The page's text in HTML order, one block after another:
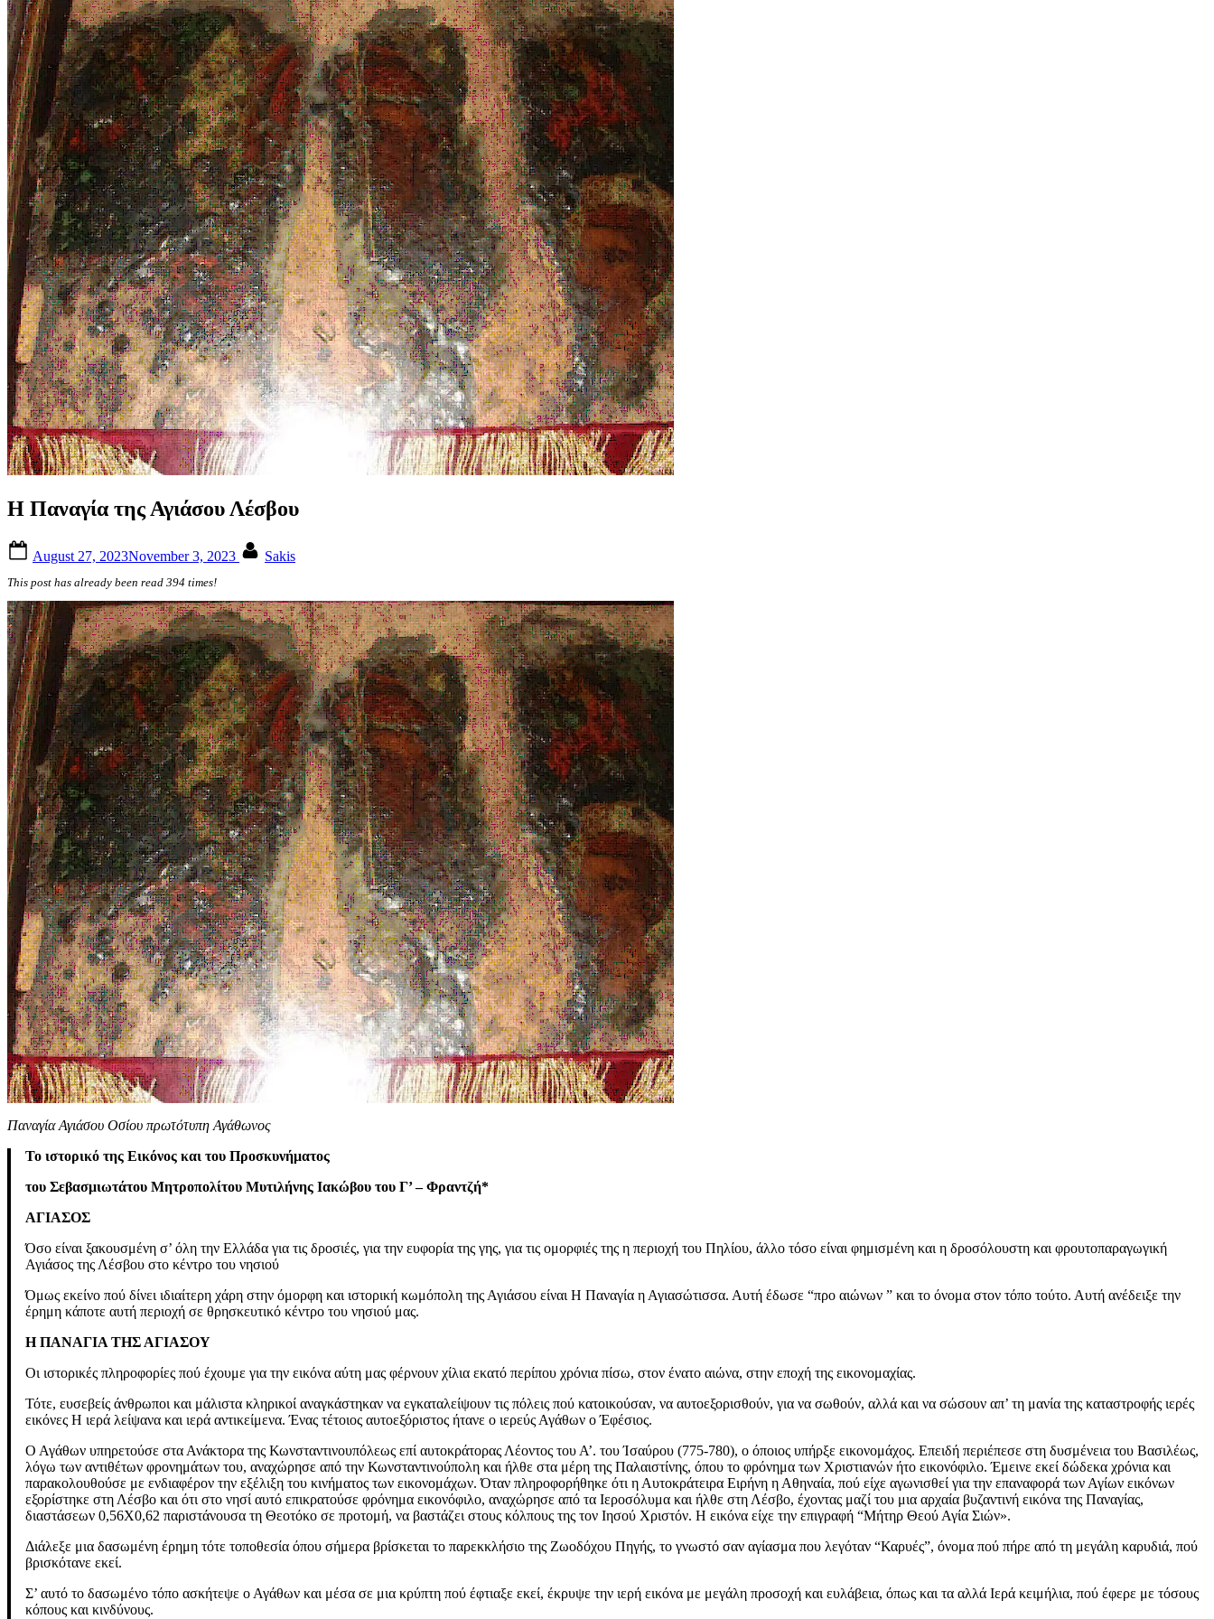
Η Παναγία της Αγιάσου Λέσβου
on
August 27, 2023November 3, 2023 Sakis
This post has already been read 394 times!
Παναγία Αγιάσου Οσίου πρωτότυπη Αγάθωνος
Το ιστορικό της Εικόνος και του Προσκυνήματος
του Σεβασμιωτάτου Μητροπολίτου Μυτιλήνης Ιακώβου του Γ’ – Φραντζή*
ΑΓΙΑΣΟΣ
Όσο είναι ξακουσμένη σ’ όλη την Ελλάδα για τις δροσιές, για την ευφορία της γης, για τις ομορφιές της η περιοχή του Πηλίου, άλλο τόσο είναι φημισμένη και η δροσόλουστη και φρουτοπαραγωγική
Αγιάσος της Λέσβου στο κέντρο του νησιού
Όμως εκείνο πού δίνει ιδιαίτερη χάρη στην όμορφη και ιστορική κωμόπολη της Αγιάσου είναι Η Παναγία η Αγιασώτισσα. Αυτή έδωσε “προ αιώνων ” και το όνομα στον τόπο τούτο. Αυτή ανέδειξε την
έρημη κάποτε αυτή περιοχή σε θρησκευτικό κέντρο του νησιού μας.
Η ΠΑΝΑΓΙΑ ΤΗΣ ΑΓΙΑΣΟΥ
Οι ιστορικές πληροφορίες πού έχουμε για την εικόνα αύτη μας φέρνουν χίλια εκατό περίπου χρόνια πίσω, στον ένατο αιώνα, στην εποχή της εικονομαχίας.
Τότε, ευσεβείς άνθρωποι και μάλιστα κληρικοί αναγκάστηκαν να εγκαταλείψουν τις πόλεις πού κατοικούσαν, να αυτοεξορισθούν, για να σωθούν, αλλά και να σώσουν απ’ τη μανία της καταστροφής ιερές
εικόνες Η ιερά λείψανα και ιερά αντικείμενα. Ένας τέτοιος αυτοεξόριστος ήτανε ο ιερεύς Αγάθων ο Έφέσιος.
Ο Αγάθων υπηρετούσε στα Ανάκτορα της Κωνσταντινουπόλεως επί αυτοκράτορας Λέοντος του Α’. του Ίσαύρου (775-780), ο όποιος υπήρξε εικονομάχος. Επειδή περιέπεσε στη δυσμένεια του Βασιλέως,
λόγω των αντιθέτων φρονημάτων του, αναχώρησε από την Κωνσταντινούπολη και ήλθε στα μέρη της Παλαιστίνης, όπου το φρόνημα των Χριστιανών ήτο εικονόφιλο. Έμεινε εκεί δώδεκα χρόνια και
παρακολουθούσε με ενδιαφέρον την εξέλιξη του κινήματος των εικονομάχων. Όταν πληροφορήθηκε ότι η Αυτοκράτειρα Ειρήνη η Αθηναία, πού είχε αγωνισθεί για την επαναφορά των Αγίων εικόνων
εξορίστηκε στη Λέσβο και ότι στο νησί αυτό επικρατούσε φρόνημα εικονόφιλο, αναχώρησε από τα Ιεροσόλυμα και ήλθε στη Λέσβο, έχοντας μαζί του μια αρχαία βυζαντινή εικόνα της Παναγίας,
διαστάσεων 0,56X0,62 παριστάνουσα τη Θεοτόκο σε προτομή, να βαστάζει στους κόλπους της τον Ιησού Χριστόν. Η εικόνα είχε την επιγραφή “Μήτηρ Θεού Αγία Σιών».
Διάλεξε μια δασωμένη έρημη τότε τοποθεσία όπου σήμερα βρίσκεται το παρεκκλήσιο της Ζωοδόχου Πηγής, το γνωστό σαν αγίασμα που λεγόταν “Καρυές”, όνομα πού πήρε από τη μεγάλη καρυδιά, πού
βρισκότανε εκεί.
Σ’ αυτό το δασωμένο τόπο ασκήτεψε ο Αγάθων και μέσα σε μια κρύπτη πού έφτιαξε εκεί, έκρυψε την ιερή εικόνα με μεγάλη προσοχή και ευλάβεια, όπως και τα αλλά Ιερά κειμήλια, πού έφερε με τόσους
κόπους και κινδύνους.